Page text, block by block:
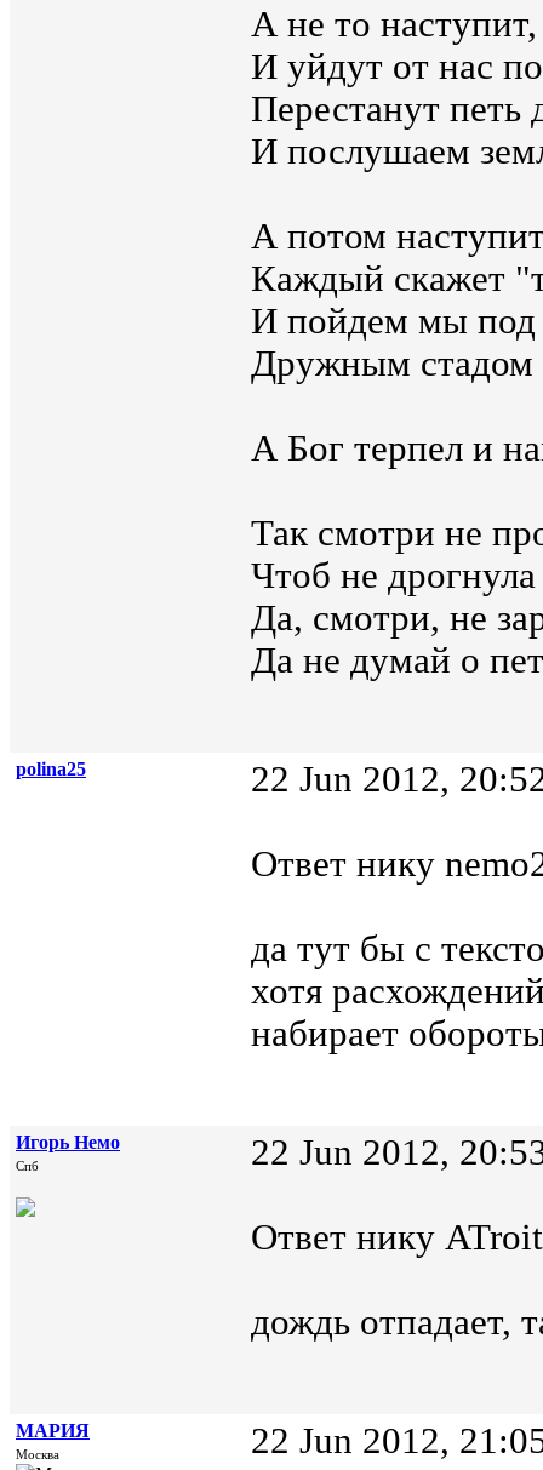
А не то
И уйдут от нас
Перестанут петь
И послушаем
А потом
Каждый скажет
И пойдем мы под
Дружным стадом
А Бог терпел и
Так смотри не
Чтоб не
Да, смотри, не
Да не думай о
polina25 22 Jun 2012,
Ответ нику
да тут бы с
хотя
набирает
Игорь Немо
Спб 22 Jun 2012,
Ответ нику
дождь отпадает,
МАРИЯ
Москва 22 Jun 2012,